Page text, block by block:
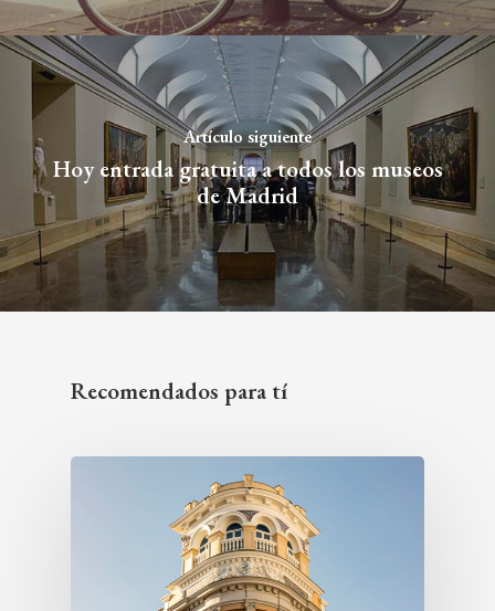
Artículo siguiente
Hoy entrada gratuita a todos los museos
de Madrid
Recomendados para tí